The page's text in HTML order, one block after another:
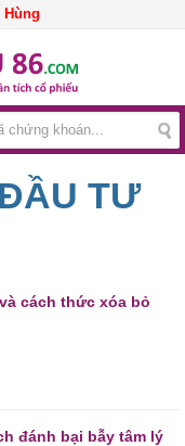
Hùng
TƯ
cách thức xóa bỏ
đánh bại bẫy tâm lý